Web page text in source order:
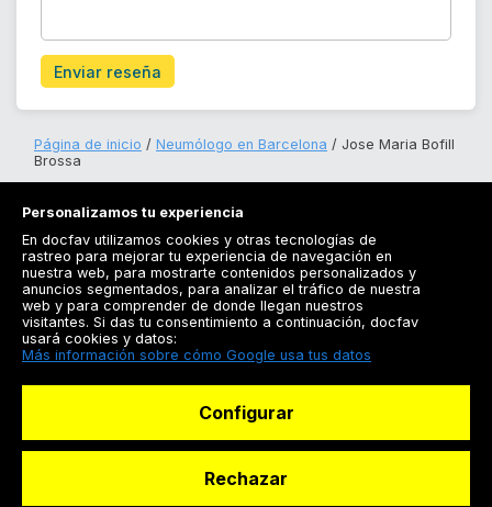
Enviar reseña
Página de inicio Neumólogo en Barcelona
Jose Maria Bofill
Brossa
Registrarse
Docfav
Personalizamos tu experiencia
En docfav utilizamos cookies y otras tecnologías de
rastreo para mejorar tu experiencia de navegación en
nuestra web, para mostrarte contenidos personalizados y
anuncios segmentados, para analizar el tráfico de nuestra
web y para comprender de donde llegan nuestros
visitantes. Si das tu consentimiento a continuación, docfav
usará cookies y datos:
Más información sobre cómo Google usa tus datos
Configurar
Rechazar